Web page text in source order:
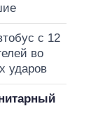
с 12
во
ударов